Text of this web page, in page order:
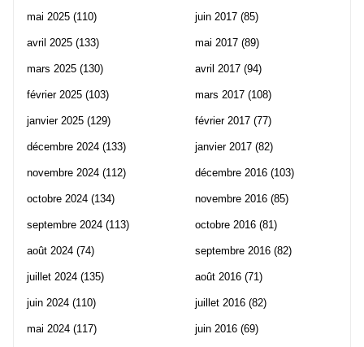
mai 2025 (110)
avril 2025 (133)
mars 2025 (130)
février 2025 (103)
janvier 2025 (129)
décembre 2024 (133)
novembre 2024 (112)
octobre 2024 (134)
septembre 2024 (113)
août 2024 (74)
juillet 2024 (135)
juin 2024 (110)
mai 2024 (117)
juin 2017 (85)
mai 2017 (89)
avril 2017 (94)
mars 2017 (108)
février 2017 (77)
janvier 2017 (82)
décembre 2016 (103)
novembre 2016 (85)
octobre 2016 (81)
septembre 2016 (82)
août 2016 (71)
juillet 2016 (82)
juin 2016 (69)